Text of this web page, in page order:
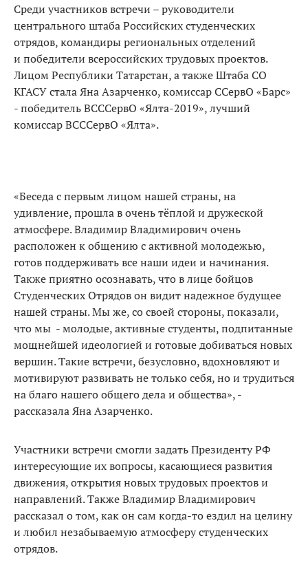
Среди участников встречи – руководители
центрального штаба Российских студенческих
отрядов, командиры региональных отделений
и победители всероссийских трудовых проектов.
Лицом Республики Татарстан, а также Штаба СО
КГАСУ стала Яна Азарченко, комиссар ССервО «Барс»
- победитель ВСССервО «Ялта-2019», лучший
комиссар ВСССервО «Ялта».
«Беседа с первым лицом нашей страны, на
удивление, прошла в очень тёплой и дружеской
атмосфере. Владимир Владимирович очень
расположен к общению с активной молодежью,
готов поддерживать все наши идеи и начинания.
Также приятно осознавать, что в лице бойцов
Студенческих Отрядов он видит надежное будущее
нашей страны. Мы же, со своей стороны, показали,
что мы - молодые, активные студенты, подпитанные
мощнейшей идеологией и готовые добиваться новых
вершин. Такие встречи, безусловно, вдохновляют и
мотивируют развивать не только себя, но и трудиться
на благо нашего общего дела и общества», -
рассказала Яна Азарченко.
Участники встречи смогли задать Президенту РФ
интересующие их вопросы, касающиеся развития
движения, открытия новых трудовых проектов и
направлений. Также Владимир Владимирович
рассказал о том, как он сам когда-то ездил на целину
и любил незабываемую атмосферу студенческих
отрядов.